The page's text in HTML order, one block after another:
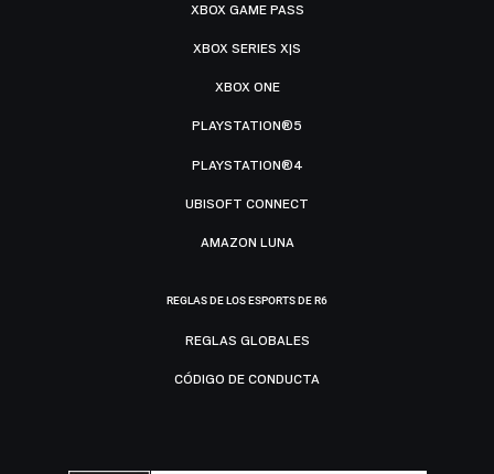
XBOX GAME PASS
XBOX SERIES X|S
XBOX ONE
PLAYSTATION®5
PLAYSTATION®4
UBISOFT CONNECT
AMAZON LUNA
REGLAS DE LOS ESPORTS DE R6
REGLAS GLOBALES
CÓDIGO DE CONDUCTA